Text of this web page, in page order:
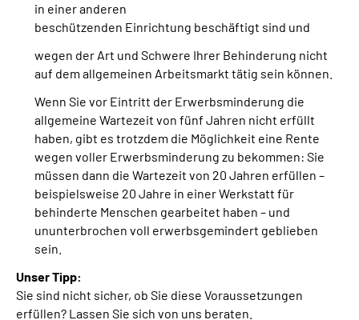
in einer anderen
beschützenden Einrichtung beschäftigt sind und
wegen der Art und Schwere Ihrer Behinderung nicht
auf dem allgemeinen Arbeitsmarkt tätig sein können.
Wenn Sie vor Eintritt der Erwerbsminderung die
allgemeine Wartezeit von fünf Jahren nicht erfüllt
haben, gibt es trotzdem die Möglichkeit eine Rente
wegen voller Erwerbsminderung zu bekommen: Sie
müssen dann die Wartezeit von 20 Jahren erfüllen –
beispielsweise 20 Jahre in einer Werkstatt für
behinderte Menschen gearbeitet haben – und
ununterbrochen voll erwerbsgemindert geblieben
sein.
Unser Tipp:
Sie sind nicht sicher, ob Sie diese Voraussetzungen
erfüllen? Lassen Sie sich von uns beraten.